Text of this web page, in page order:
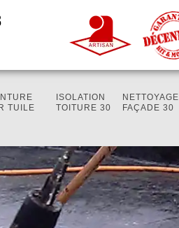
TUILE
ISOLATION
TOITURE 30
NETTOYAGE
FAÇADE 30